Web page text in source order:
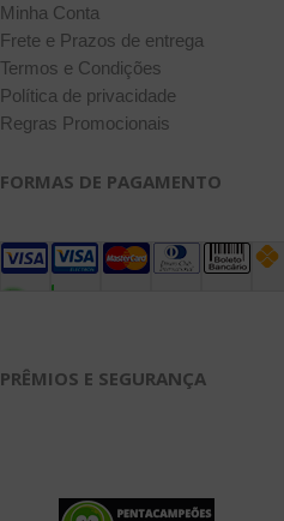
Minha Conta
Frete e Prazos de entrega
Termos e Condições
Política de privacidade
Regras Promocionais
FORMAS DE PAGAMENTO
PRÊMIOS E SEGURANÇA